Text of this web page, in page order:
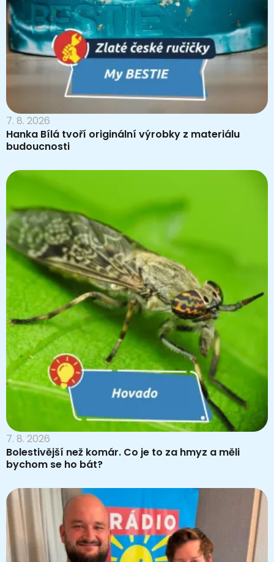
7. 8. 2026
Hanka Bílá tvoří originální výrobky z materiálu
budoucnosti
7. 8. 2026
Bolestivější než komár. Co je to za hmyz a měli
bychom se ho bát?